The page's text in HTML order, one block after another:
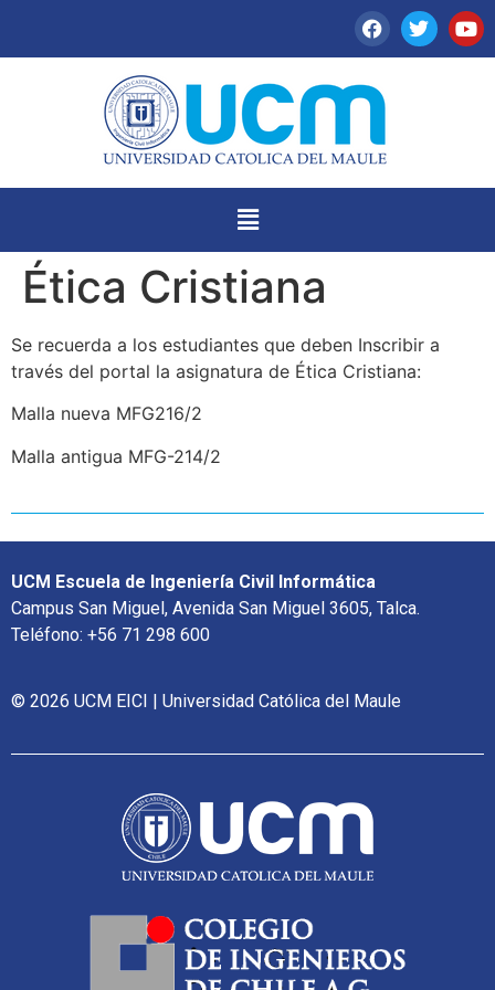
Ética Cristiana
Se recuerda a los estudiantes que deben Inscribir a
través del portal la asignatura de Ética Cristiana:
Malla nueva MFG216/2
Malla antigua MFG-214/2
UCM Escuela de Ingeniería Civil Informática
Campus San Miguel, Avenida San Miguel 3605, Talca.
Teléfono: +56 71 298 600
© 2026 UCM EICI | Universidad Católica del Maule